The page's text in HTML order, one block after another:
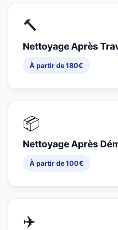
🔨
Nettoyage Après
À partir de 180€
📦
Nettoyage Après
À partir de 100€
✈️